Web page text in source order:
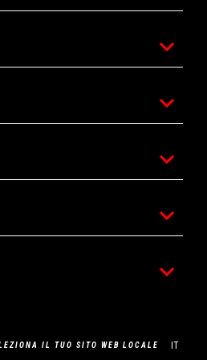
IL TUO SITO WEB LOCALE IT